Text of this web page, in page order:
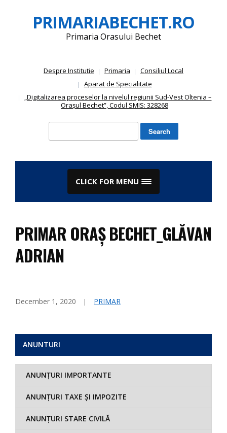
to
content
PRIMARIABECHET.RO
Primaria Orasului Bechet
Despre Institutie Primaria
Consiliul Local
Aparat de Specialitate
„Digitalizarea proceselor la nivelul regiunii Sud-Vest Oltenia –
Orașul Bechet”, Codul SMIS: 328268
CLICK FOR MENU
PRIMAR ORAȘ BECHET_GLĂVAN
ADRIAN
December 1, 2020 PRIMAR
ANUNTURI
ANUNȚURI IMPORTANTE
ANUNȚURI TAXE ȘI IMPOZITE
ANUNȚURI STARE CIVILĂ